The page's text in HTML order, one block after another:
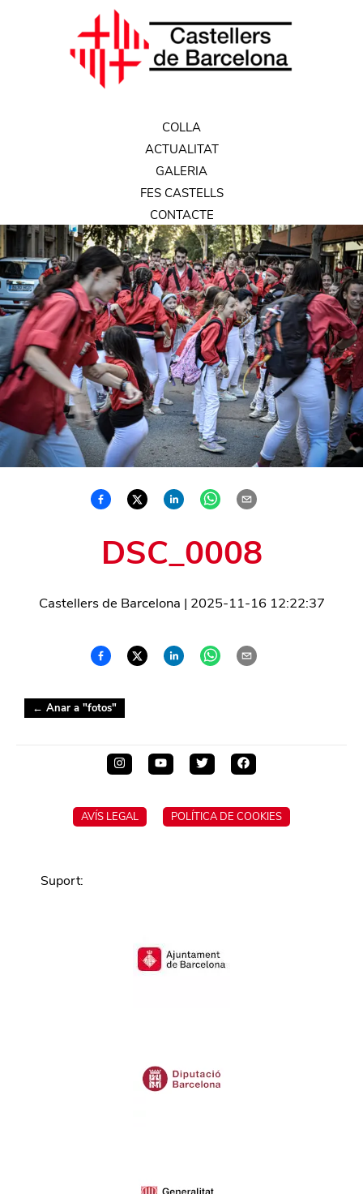
COLLA
ACTUALITAT
GALERIA
FES CASTELLS
CONTACTE
DSC_0008
Castellers de Barcelona | 2025-11-16 12:22:37
← Anar a "fotos"
AVÍS LEGAL POLÍTICA DE COOKIES
Suport: